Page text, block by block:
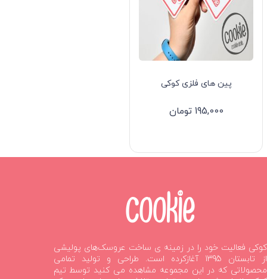
پین های فلزی کوکی
195,000 تومان
کوکی فعالیت خود را در زمینه ی ساخت عروسک‌های پولیشی
از تابستان 1395 آغازکرده است. طراحی و تولید تمامی
محصولاتی که در این مجموعه مشاهده می کنید توسط تیم